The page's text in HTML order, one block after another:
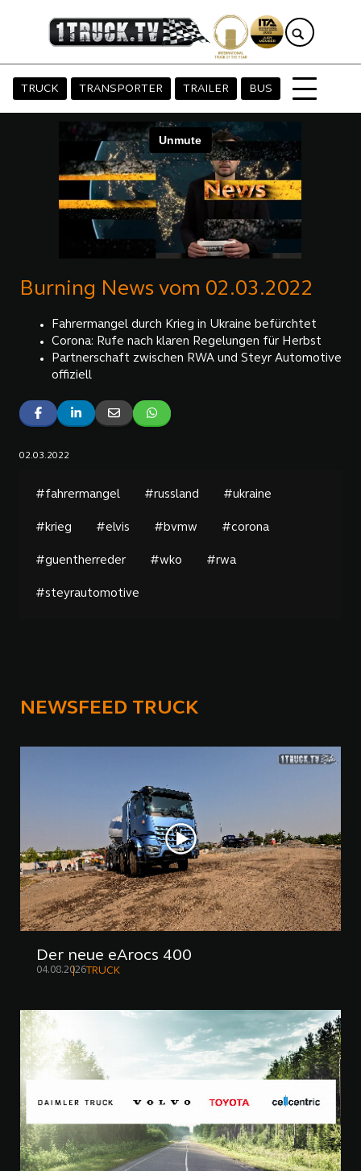
TRUCK TRANSPORTER TRAILER BUS
Burning News vom 02.03.2022
Fahrermangel durch Krieg in Ukraine befürchtet
Corona: Rufe nach klaren Regelungen für Herbst
Partnerschaft zwischen RWA und Steyr Automotive
offiziell
02.03.2022
#fahrermangel #russland #ukraine
#krieg #elvis #bvmw #corona
#guentherreder #wko #rwa
#steyrautomotive
NEWSFEED TRUCK
Der neue eArocs 400
04.08.2026 TRUCK